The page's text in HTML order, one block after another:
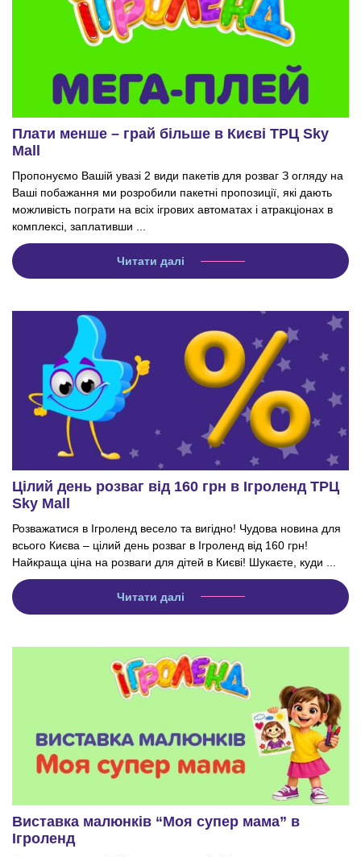
Плати менше – грай більше в Києві ТРЦ Sky
Mall
Пропонуємо Вашій увазі 2 види пакетів для розваг З огляду на
Ваші побажання ми розробили пакетні пропозиції, які дають
можливість пограти на всіх ігрових автоматах і атракціонах в
комплексі, заплативши ...
Читати далі
Цілий день розваг від 160 грн в Ігроленд ТРЦ
Sky Mall
Розважатися в Ігроленд весело та вигідно! Чудова новина для
всього Києва – цілий день розваг в Ігроленд від 160 грн!
Найкраща ціна на розваги для дітей в Києві! Шукаєте, куди ...
Читати далі
Виставка малюнків “Моя супер мама” в
Ігроленд